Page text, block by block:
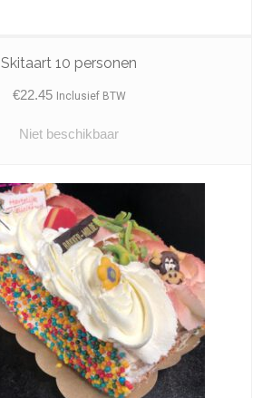
Skitaart 10 personen
€22.45 Inclusief BTW
Niet beschikbaar